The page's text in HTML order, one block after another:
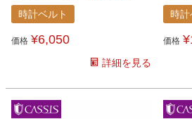
時計ベルト
価格 ¥6,050
詳細を見る
時計
価格 ¥